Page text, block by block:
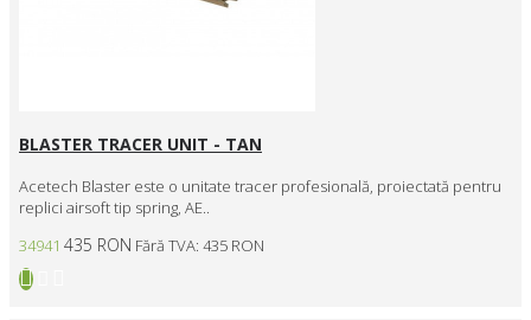
BLASTER TRACER UNIT - TAN
Acetech Blaster este o unitate tracer profesională, proiectată pentru
replici airsoft tip spring, AE..
34941 435 RON Fără TVA: 435 RON